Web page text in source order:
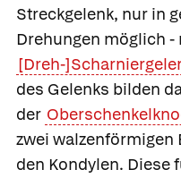
Streckgelenk, nur in
Drehungen möglich
[Dreh-
des Gelenks bilden
der
zwei walzenförmigen
den Kondylen. Diese